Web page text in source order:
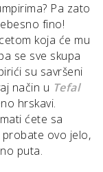
Pa zato
fino!
koja će mu
se sve skupa
su savršeni
način u Tefal
hrskavi.
ćete sa
ovo jelo,
puta.